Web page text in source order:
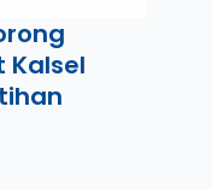
Kalsel